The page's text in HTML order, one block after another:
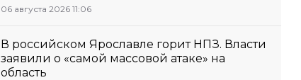
06 августа 2026 11:06
В российском Ярославле горит НПЗ. Власти
заявили о «самой массовой атаке» на
область